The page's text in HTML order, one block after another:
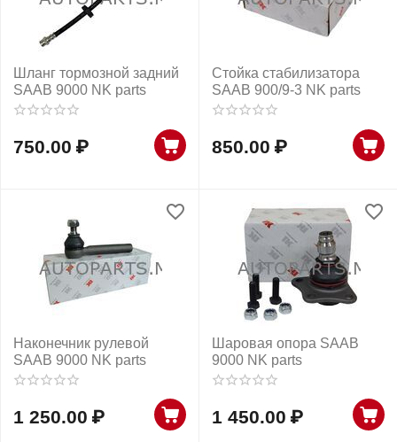
Шланг тормозной задний
SAAB 9000 NK parts
750.00 ₽
Стойка стабилизатора
SAAB 900/9-3 NK parts
850.00 ₽
Наконечник рулевой
SAAB 9000 NK parts
1 250.00 ₽
Шаровая опора SAAB
9000 NK parts
1 450.00 ₽